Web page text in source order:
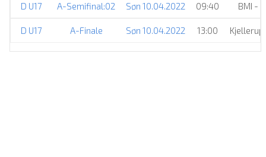
D U17 A-Semifinal:02 Søn 10.04.2022 09:40 BMI -
D U17 A-Finale Søn 10.04.2022 13:00